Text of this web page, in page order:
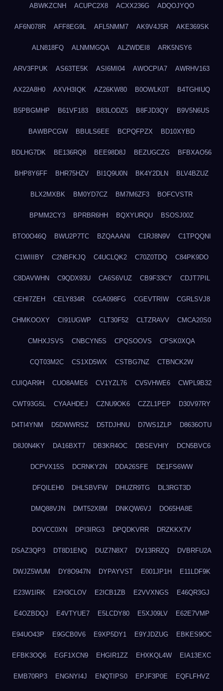
ABWKZCNH ACUPC2X8 ACXX236G ADQOJYQO
AF6N078R AFF8EG9L AFL5NMM7 AK9V4J5R AKE369SK
ALN818FQ ALNMMGQA ALZWDEI8 ARK5NSY6
ARV3FPUK AS63TE5K ASI6MI04 AWOCPIA7 AWRHV163
AX22A8H0 AXVH3IQK AZ26KW80 B0OWLK0T B4TGHIUQ
B5PBGMHP B61VF183 B83LODZ5 B8FJD3QY B9V5N6US
BAWBPCGW BBULS6EE BCPQFPZX BD10XYBD
BDLHG7DK BE136RQ8 BEE98D8J BEZUGCZG BFBXAO56
BHP8Y6FF BHR75HZV BI1Q9U0N BK4Y2DLN BLV4BZUZ
BLX2MXBK BM0YD7CZ BM7M6ZF3 BOFCVSTR
BPMM2CY3 BPRBR6HH BQXYURQU BSOSJ00Z
BTO0O46Q BWU2P7TC BZQAAANI C1RJ8N9V C1TPQQNI
C1WIIIBY C2NBFKJQ C4UCLQK2 C70Z0TDQ C84PK9DO
C8DAVWHN C9QDX93U CA6S6VUZ CB9F33CY CDJT7PIL
CEHI7ZEH CELY834R CGA098FG CGEVTRIW CGRLSVJ8
CHMKOOXY CI91UGWP CLT30F52 CLTZRAVV CMCA20S0
CMHXJSVS CNBCYN5S CPQSOOVS CPSK0XQA
CQT03M2C CS1XD5WX CSTBG7NZ CTBNCK2W
CUIQAR9H CUO8AME6 CV1YZL76 CV5VHWE6 CWPL9B32
CWT93G5L CYAAHDEJ CZNU9OK6 CZZL1PEP D30V97RY
D4TI4YNM D5DWWRSZ D5TDJHNU D7WS1ZLP D8636OTU
D8J0N4KY DA16BXT7 DB3KR4OC DBSEVHIY DCN5BVC6
DCPVX15S DCRNKY2N DDA26SFE DE1FS6WW
DFQILEH0 DHLSBVFW DHUZR9TG DL3RGT3D
DMQ88VJN DMT52X8M DNKQW6VJ DO65HA8E
DOVCC0XN DPI3IRG3 DPQDKVRR DRZKKX7V
DSAZ3QP3 DT8D1ENQ DUZ7N8X7 DV13RRZQ DVBRFU2A
DWJZ5WUM DY8O947N DYPAYVST E001JP1H E11LDF9K
E23W1IRK E2H3CLOV E2ICB1ZB E2VVXNGS E46QR3GJ
E4OZBDQJ E4VTYUE7 E5LCDY80 E5XJ09LV E62E7VMP
E94UO43P E9GCB0V6 E9XP5DY1 E9YJDZUG EBKES9OC
EFBK3OQ6 EGF1XCN9 EHGIR1ZZ EHXKQL4W EIA13EXC
EMB70RP3 ENGNYI4J ENQTIPS0 EPJF3P0E EQFLFHVZ